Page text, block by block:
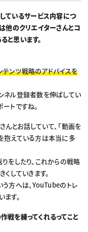
ているサービス内容につ
他のクリエイターさんとコ
と思います。
テンツ戦略のアドバイスを
ネル登録者数を伸ばしてい
トですね。
とお話していて、「動画を
抱えている方は本当に多
をしたり、これからの戦略
していきます。
方へは、YouTubeのトレ
す。
を練ってくれるってこと